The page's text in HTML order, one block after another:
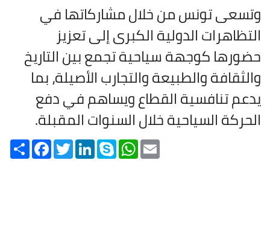
وتسعى تونس من خلال مشاركاتها في
التظاهرات الدولية الكبرى إلى تعزيز
حضورها كوجهة سياحية تجمع بين التاريخ
والثقافة والطبيعة والتجارب الأصيلة، بما
يدعم تنافسية القطاع ويساهم في دفع
الحركة السياحية خلال السنوات المقبلة.
Share FacebookTwitterLinkedInSkype WhatsApp